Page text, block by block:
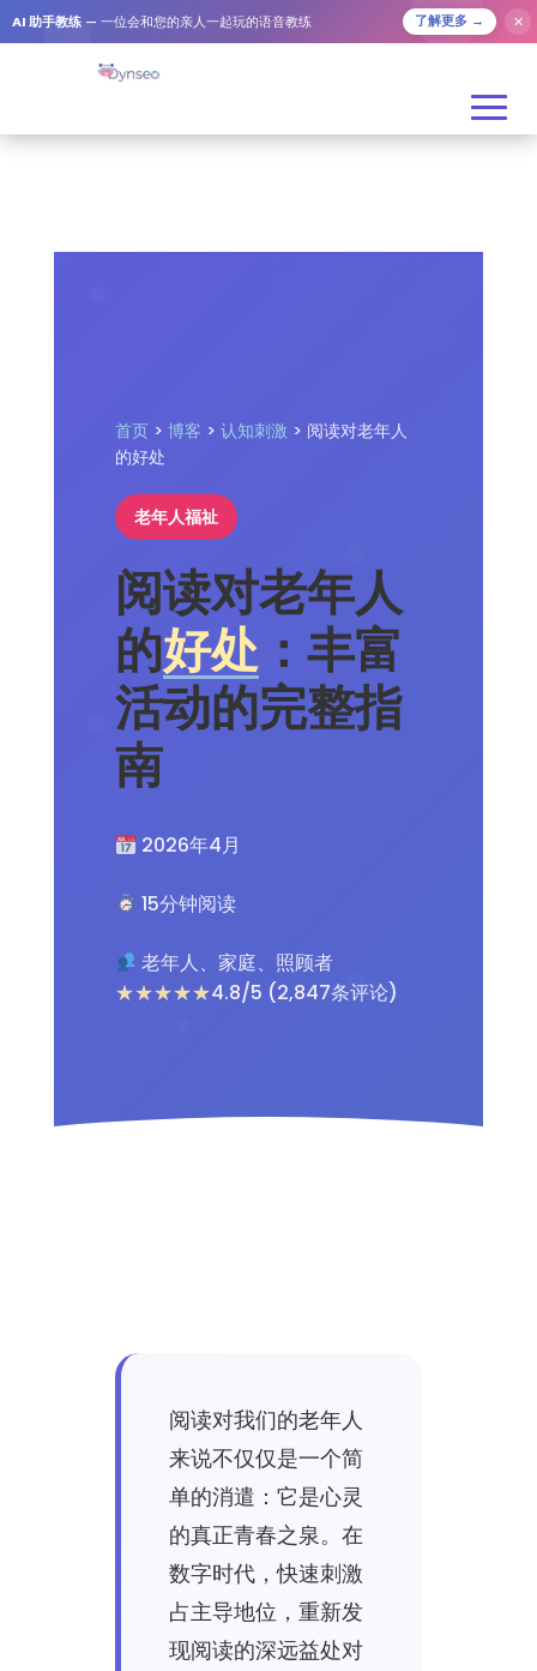
AI 助手教练 — 一位会和您的亲人一起玩的语音教练 了解更多 → ✕
首页> 博客 > 认知刺激 > 阅读对老年人
的好处
老年人福祉
阅读对老年人
的好处：丰富
活动的完整指
南
2026年4月
15分钟阅读
老年人、家庭、照顾者
★★★★★4.8/5 (2,847条评论)
阅读对我们的老年人
来说不仅仅是一个简
单的消遣：它是心灵
的真正青春之泉。在
数字时代，快速刺激
占主导地位，重新发
现阅读的深远益处对